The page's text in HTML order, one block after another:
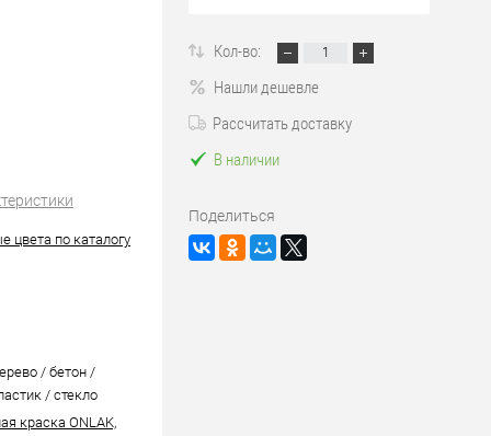
цвета по каталогу
/ бетон /
/ стекло
краска ONLAK,
Кол-во:
Нашли дешевле
Рассчитать доставку
В наличии
Поделиться